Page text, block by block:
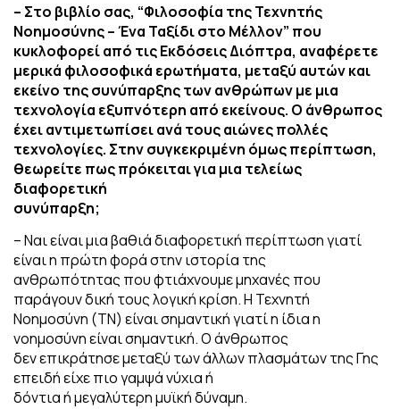
– Στο βιβλίο σας, “Φιλοσοφία της Τεχνητής
Νοημοσύνης – Ένα Ταξίδι στο Μέλλον” που
κυκλοφορεί από τις Εκδόσεις Διόπτρα, αναφέρετε
μερικά φιλοσοφικά ερωτήματα, μεταξύ αυτών και
εκείνο της συνύπαρξης των ανθρώπων με μια
τεχνολογία εξυπνότερη από εκείνους. Ο άνθρωπος
έχει αντιμετωπίσει ανά τους αιώνες πολλές
τεχνολογίες. Στην συγκεκριμένη όμως περίπτωση,
θεωρείτε πως πρόκειται για μια τελείως
διαφορετική
συνύπαρξη;
– Ναι είναι μια βαθιά διαφορετική περίπτωση γιατί
είναι η πρώτη φορά στην ιστορία της
ανθρωπότητας που φτιάχνουμε μηχανές που
παράγουν δική τους λογική κρίση. Η Τεχνητή
Νοημοσύνη (ΤΝ) είναι σημαντική γιατί η ίδια η
νοημοσύνη είναι σημαντική. Ο άνθρωπος
δεν επικράτησε μεταξύ των άλλων πλασμάτων της Γης
επειδή είχε πιο γαμψά νύχια ή
δόντια ή μεγαλύτερη μυϊκή δύναμη.